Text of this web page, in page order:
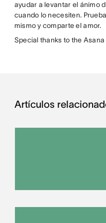
ayudar a levantar el ánimo
cuando lo necesiten.
mismo y comparte el amor.
Special thanks to the
Artículos